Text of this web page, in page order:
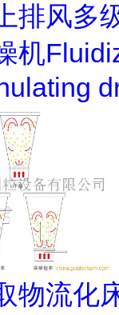
排风多
机
物流化